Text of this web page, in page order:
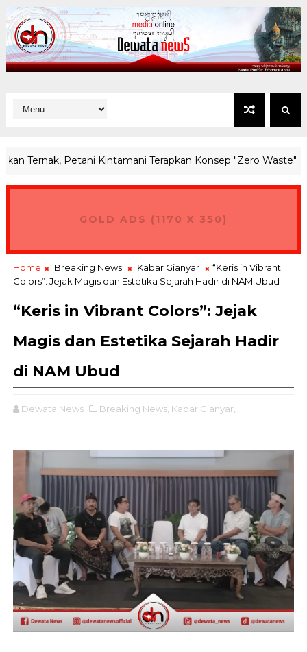
Petani Kintamani Terapkan Konsep "Zero Waste"
GOLD ADS (1170 X 350)
Home Breaking News Kabar Gianyar
“Keris in Vibrant
Colors”: Jejak Magis dan Estetika Sejarah Hadir di NAM Ubud
“Keris in Vibrant Colors”: Jejak
Magis dan Estetika Sejarah Hadir
di NAM Ubud
Dewata News Breaking News, Kabar Gianyar,